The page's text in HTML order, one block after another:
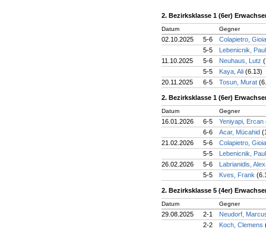
2. Bezirksklasse 1 (6er)
Datum Gegner
02.10.2025 5-6
Colapietro,
5-5
Lebenicnik,
11.10.2025
5-6 Neuhaus, Lutz
5-5
Kaya, Ali (6.13)
20.11.2025
6-5 Tosun, Murat
2. Bezirksklasse 1 (6er)
Datum Gegner
16.01.2026 6-5 Yeniyapi, Ercan
6-6
Acar, Mücahid
21.02.2026
5-6
Colapietro,
5-5
Lebenicnik,
26.02.2026
5-6
Labrianidis,
5-5
Kves, Frank
2. Bezirksklasse 5 (4er)
Datum Gegner
29.08.2025 2-1
Neudorf,
2-2
Koch, Clemens